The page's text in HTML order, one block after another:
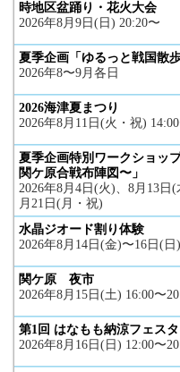
時地区盆踊り・花火大会
2026年8月9日(日) 20:20〜
夏季企画「ゆるっと戦国散
2026年8〜9月各日
2026海津夏まつり
2026年8月11日(火・祝)
夏季企画特別ワークショッ
関ケ原合戦布陣図〜」
2026年8月4日(火)、8月13日
月21日(月・祝)
水晶ジオード割り体験
2026年8月14日(金)〜16日(日
関ケ原 夜市
2026年8月15日(土) 16:00〜
第1回 はなもも納涼フェスタ
2026年8月16日(日) 12:00〜